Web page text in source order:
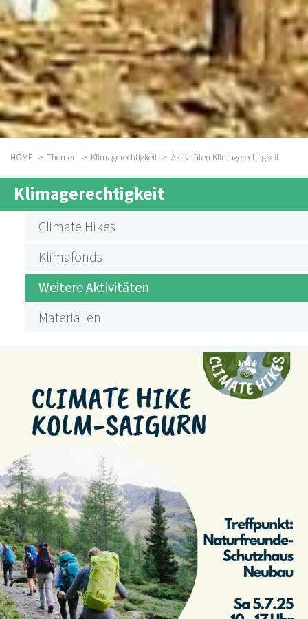
BREADCRUMB
HOME Themen Klimagerechtigkeit Aktivitäten Klimagerechtigkeit
SUBMENU
AKTIVITÄTEN
KLIMAGERECHTIGKEIT
Klimagerechtigkeit
Climate Hikes
Klimafonds
Weitere Aktivitäten
Materialien